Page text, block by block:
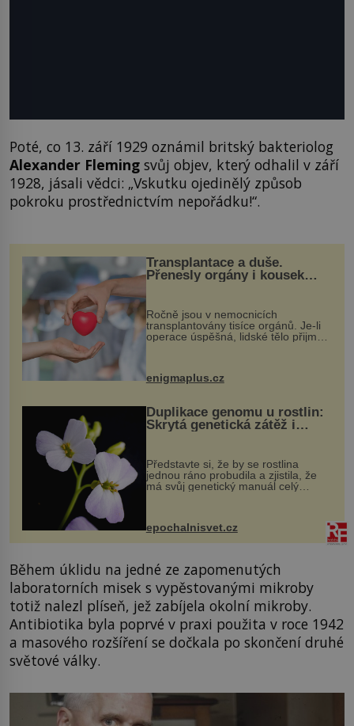
Poté, co 13. září 1929 oznámil britský bakteriolog
Alexander Fleming svůj objev, který odhalil v září
1928, jásali vědci: „Vskutku ojedinělý způsob
pokroku prostřednictvím nepořádku!“.
Transplantace a duše.
Přenesly orgány i kousek
Ročně jsou v nemocnicích
transplantovány tisíce orgánů. Je-li
operace úspěšná, lidské tělo přijme
enigmaplus.cz
Duplikace genomu u rostlin:
Skrytá genetická zátěž i
Představte si, že by se rostlina
jednou ráno probudila a zjistila, že
má svůj genetický manuál celý
vstupenka...
epochalnisvet.cz
Během úklidu na jedné ze zapomenutých
laboratorních misek s vypěstovanými mikroby
totiž nalezl plíseň, jež zabíjela okolní mikroby.
Antibiotika byla poprvé v praxi použita v roce 1942
a masového rozšíření se dočkala po skončení druhé
světové války.